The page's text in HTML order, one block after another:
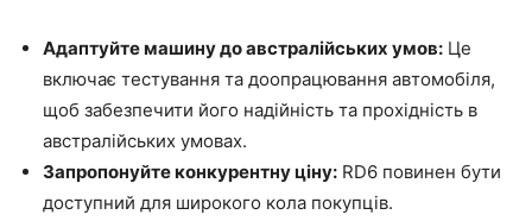
Адаптуйте машину до австралійських умов: Це
включає тестування та доопрацювання автомобіля,
щоб забезпечити його надійність та прохідність в
австралійських умовах.
Запропонуйте конкурентну ціну: RD6 повинен бути
доступний для широкого кола покупців.